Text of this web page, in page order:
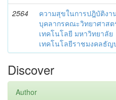
2564
ความสุขในการปฎิบัติงา
บุคลากรคณะวิทยาศาสต
เทคโนโลยี มหาวิทยาลัย
เทคโนโลยีราชมงคลธัญ
Discover
Author